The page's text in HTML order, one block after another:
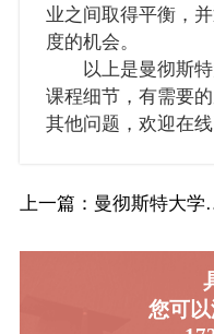
业之间取得平衡，
度的机会。
以上是曼彻斯特
课程细节，有需要
其他问题，欢迎在
上一篇 ：曼彻斯特大学UoM曼大管理(市场营销)辅…
您可